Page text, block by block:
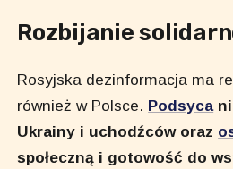
Rozbijanie
Rosyjska dezinformacja ma
również w Polsce. Podsyca
Ukrainy i uchodźców oraz
społeczną i gotowość do